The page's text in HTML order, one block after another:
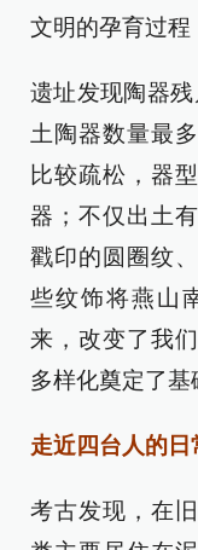
文明的孕育过程
遗址发现陶器
土陶器数量最
比较疏松，器
器；不仅出土
戳印的圆圈纹
些纹饰将燕山
来，改变了我
多样化奠定了基
走近四台人的日
考古发现，在